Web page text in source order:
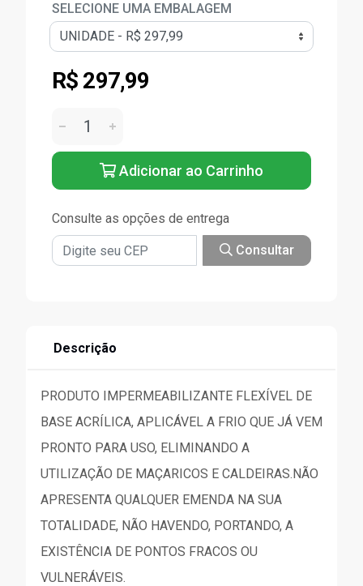
SELECIONE UMA EMBALAGEM
R$ 297,99
Adicionar ao Carrinho
Consulte as opções de entrega
Consultar
Descrição
PRODUTO IMPERMEABILIZANTE FLEXÍVEL DE
BASE ACRÍLICA, APLICÁVEL A FRIO QUE JÁ VEM
PRONTO PARA USO, ELIMINANDO A
UTILIZAÇÃO DE MAÇARICOS E CALDEIRAS.NÃO
APRESENTA QUALQUER EMENDA NA SUA
TOTALIDADE, NÃO HAVENDO, PORTANDO, A
EXISTÊNCIA DE PONTOS FRACOS OU
VULNERÁVEIS.